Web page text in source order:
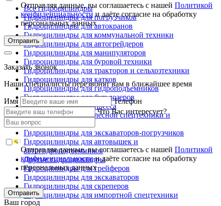
Все гидроцилиндры
Гидроцилиндры для погрузчиков
Гидроцилиндры для автокранов
Гидроцилиндры для коммунальной техники
Гидроцилиндры для автогрейдеров
Гидроцилиндры для манипуляторов
Гидроцилиндры для буровой техники
Гидроцилиндры для тракторов и сельхозтехники
Гидроцилиндры для катков
Гидроцилиндры для гидроподъемников
Гидроцилиндры для бульдозеров
Гидроцилиндры для пресса
Гидроцилиндры для лесной спецтехники и
металловозов
Гидроцилиндры для экскаваторов-погрузчиков
Гидроцилиндры для автовышек и
автогидроподъемников
Другие гидроцилиндры
Гидроцилиндры для грейферов
Гидроцилиндры для экскаваторов
Гидроцилиндры для скреперов
Гидроцилиндры для импортной спецтехники
Отправляя данные, вы соглашаетесь с нашейПолитикой
конфиденциальностии даёте согласие на обработку
персональных данных
Отправить
Заказать звонок
Наши специалисты перезвонят вам в ближайшее время
Имя
Телефон
Что Вас интересует?
Отправляя данные, вы соглашаетесь с нашейПолитикой
конфиденциальностии даёте согласие на обработку
персональных данных
Отправить
Ваш город